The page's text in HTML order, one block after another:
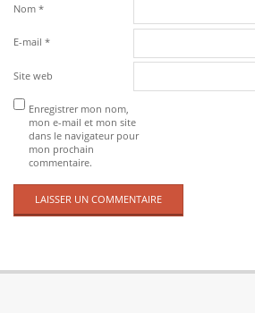
r
m
e
Nom *
E-mail *
Site web
Enregistrer mon nom,
mon e-mail et mon site
dans le navigateur pour
mon prochain
commentaire.